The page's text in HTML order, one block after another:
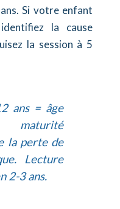
Si votre enfant
la cause
la session à 5
ans = âge
maturité
la perte de
Lecture
2-3 ans.